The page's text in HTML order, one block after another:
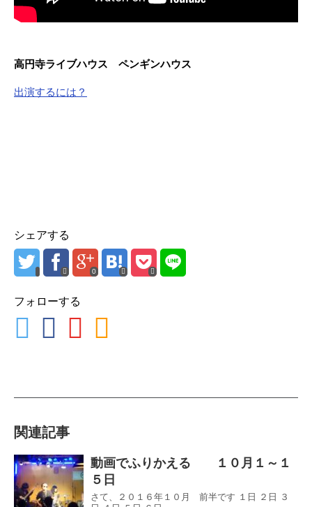
高円寺ライブハウス ペンギンハウス
出演するには？
シェアする
0
フォローする
関連記事
動画でふりかえる １０月１～１
５日
さて、２０１６年１０月 前半です １日 ２日 ３